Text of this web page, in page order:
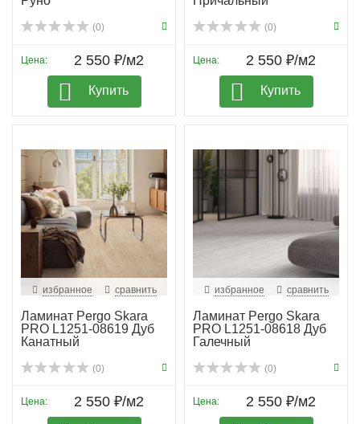
(0)
Цена: 2 550 ₽/м2
Купить
(0)
Цена: 2 550 ₽/м2
Купить
избранное сравнить
Ламинат Pergo Skara
PRO L1251-08619 Дуб
Канатный
(0)
Цена: 2 550 ₽/м2
избранное сравнить
Ламинат Pergo Skara
PRO L1251-08618 Дуб
Галечный
(0)
Цена: 2 550 ₽/м2